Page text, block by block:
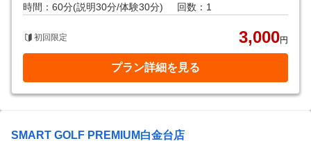
時間：60分(説明30分/体験30分)
回数：1
初回限定 3,000円
プラン詳細を見る
SMART GOLF PREMIUM白金台店